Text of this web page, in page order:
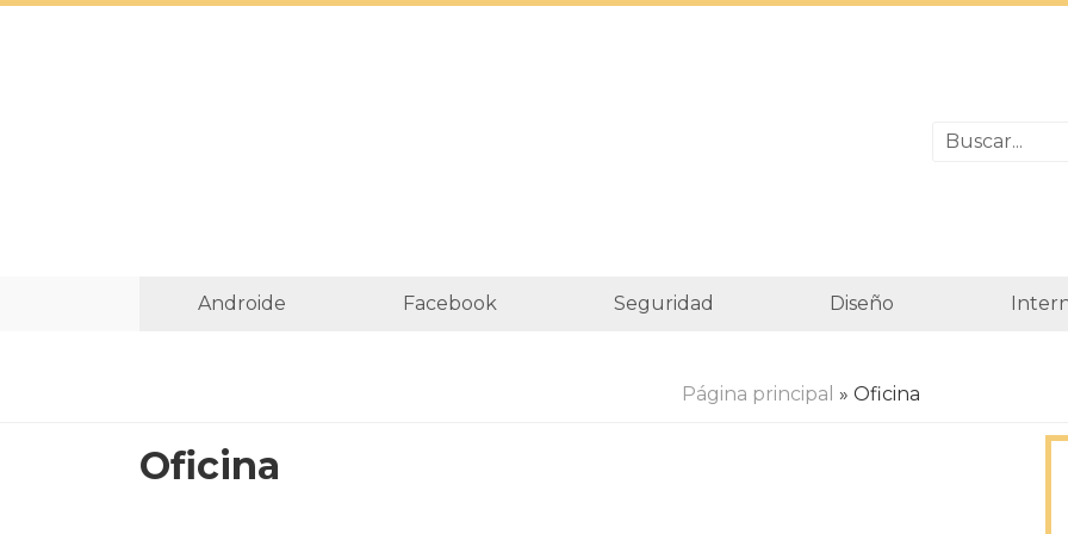
Androide Facebook Seguridad Diseño
Página principal » Oficina
Oficina